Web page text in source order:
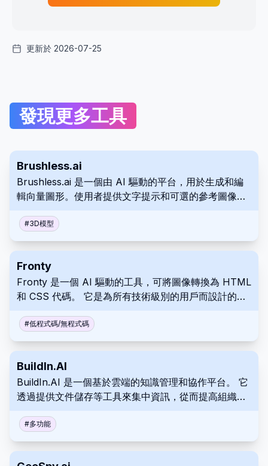
更新於 2026-07-25
發現更多工具
Brushless.ai
Brushless.ai 是一個由 AI 驅動的平台，用於生成和編
輯向量圖形。使用者提供文字提示和可選的參考圖像，
工具提供客製化的樣式創建，以實現獨特的輸出。
#3D模型
Fronty
Fronty 是一個 AI 驅動的工具，可將圖像轉換為 HTML
和 CSS 代碼。 它是為所有技術級別的用戶而設計的，
用 Fronty 從設計模型或螢幕截圖快速建立網頁。
#低程式碼/無程式碼
BuildIn.AI
BuildIn.AI 是一個基於雲端的知識管理和協作平台。 它
透過提供文件儲存等工具來集中資訊，從而提高組織效
#多功能